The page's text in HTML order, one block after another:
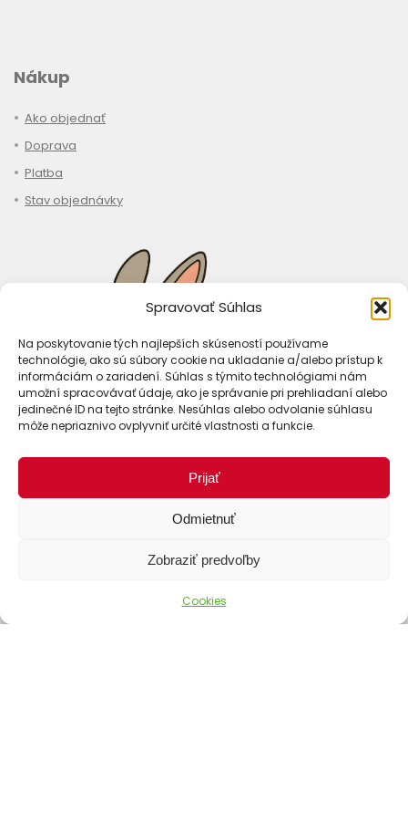
Spravovať Súhlas
Na poskytovanie tých najlepších skúseností používame
technológie, ako sú súbory cookie na ukladanie a/alebo prístup k
informáciám o zariadení. Súhlas s týmito technológiami nám
umožní spracovávať údaje, ako je správanie pri prehliadaní alebo
jedinečné ID na tejto stránke. Nesúhlas alebo odvolanie súhlasu
môže nepriaznivo ovplyvniť určité vlastnosti a funkcie.
Prijať
Odmietnuť
Zobraziť predvoľby
Cookies
Nákup
Ako objednať
Doprava
Platba
Stav objednávky